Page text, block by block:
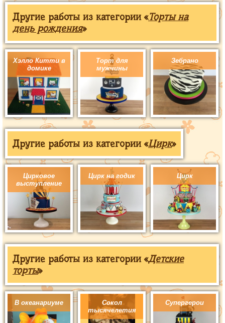
Другие работы из категории «Торты на
день рождения»
Хэлло Китти в
домике
Торт для
мужчины
Зебрано
Другие работы из категории «Цирк»
Цирковое
выступление
Цирк на годик Цирк
Другие работы из категории «Детские
торты»
В океанариуме
Сокол
тысячелетия
Супергерои